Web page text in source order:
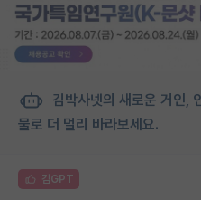
김박사넷의 새로운 거인,
물로 더 멀리 바라보세요.
김GPT